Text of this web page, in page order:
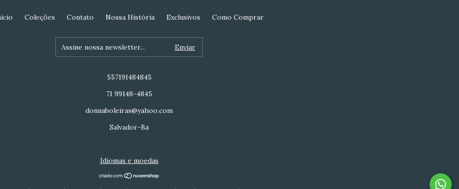
Coleções Contato Nossa História Exclusivos Como Comprar
557191484845
71 99148-4845
donnaboleiras@yahoo.com
Salvador-Ba
Idiomas e moedas